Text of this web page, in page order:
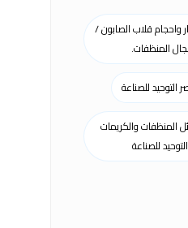
واحجام قلاب الصابون /
المنظفات.
للصناعة
المنظفات والكريمات
للصناعة